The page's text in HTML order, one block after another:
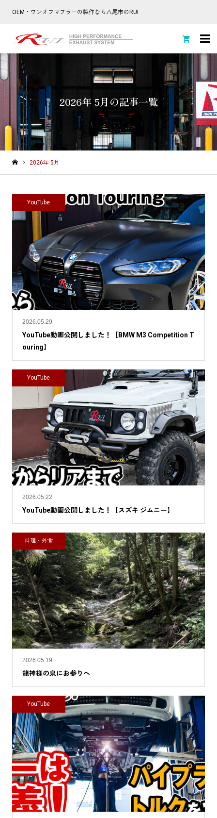
OEM・ワンオフマフラーの製作なら八尾市のRUI

2026年 5月の記事一覧
2026年 5月
2026.05.29
YouTube動画公開しました！【BMW M3 Competition T
ouring】
YouTube
2026.05.22
YouTube動画公開しました！【スズキ ジムニー】
YouTube
2026.05.19
龍神様の泉にお参りへ
料理・外食
YouTube